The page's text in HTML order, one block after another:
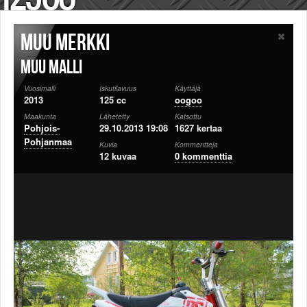
Säännöt ja ohjeet
Uudet ajoneuvot
Uudet kuvat
Uudet videot
Uudet kommentit
MYYDÄÄN
Ohjeet
Ajoneuvot
ACS 2015 kuvia
Lisää uusi tapahtuma
UUTISET
SÄÄ
Muu merkki
Muu malli
Vuosimalli
2013
Iskutilavuus
125 cc
Käyttäjä
oogoo
Maakunta
Pohjois-
Pohjanmaa
Lähetetty
29.10.2013 19:08
Katsottu
1627 kertaa
Kuvia
12 kuvaa
Kommentteja
0 kommenttia